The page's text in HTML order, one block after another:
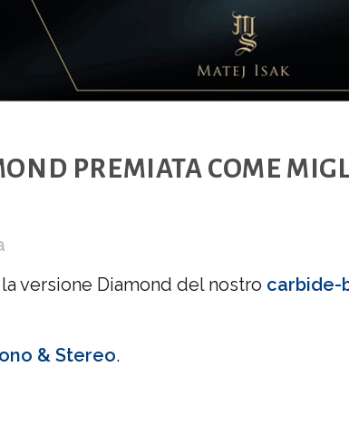
PREMIATA COME
versione Diamond del nostro carbide-
& Stereo.